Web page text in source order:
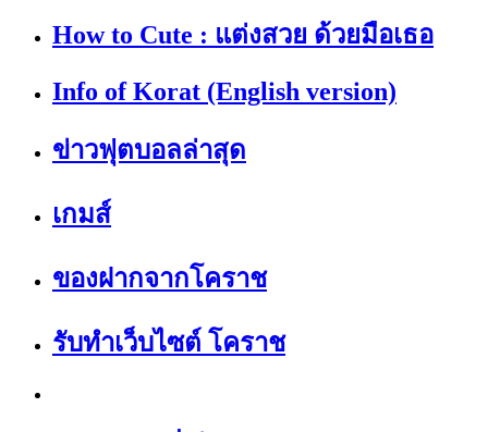
How to Cute : แต่งสวย ด้วยมือเธอ
Info of Korat (English version)
ข่าวฟุตบอลล่าสุด
เกมส์
ของฝากจากโคราช
รับทำเว็บไซต์ โคราช